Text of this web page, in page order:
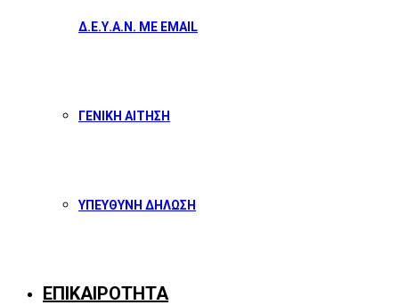
Δ.Ε.Υ.Α.Ν. ΜΕ EMAIL
ΓΕΝΙΚΗ ΑΙΤΗΣΗ
ΥΠΕΥΘΥΝΗ ΔΗΛΩΣΗ
ΕΠΙΚΑΙΡΟΤΗΤΑ